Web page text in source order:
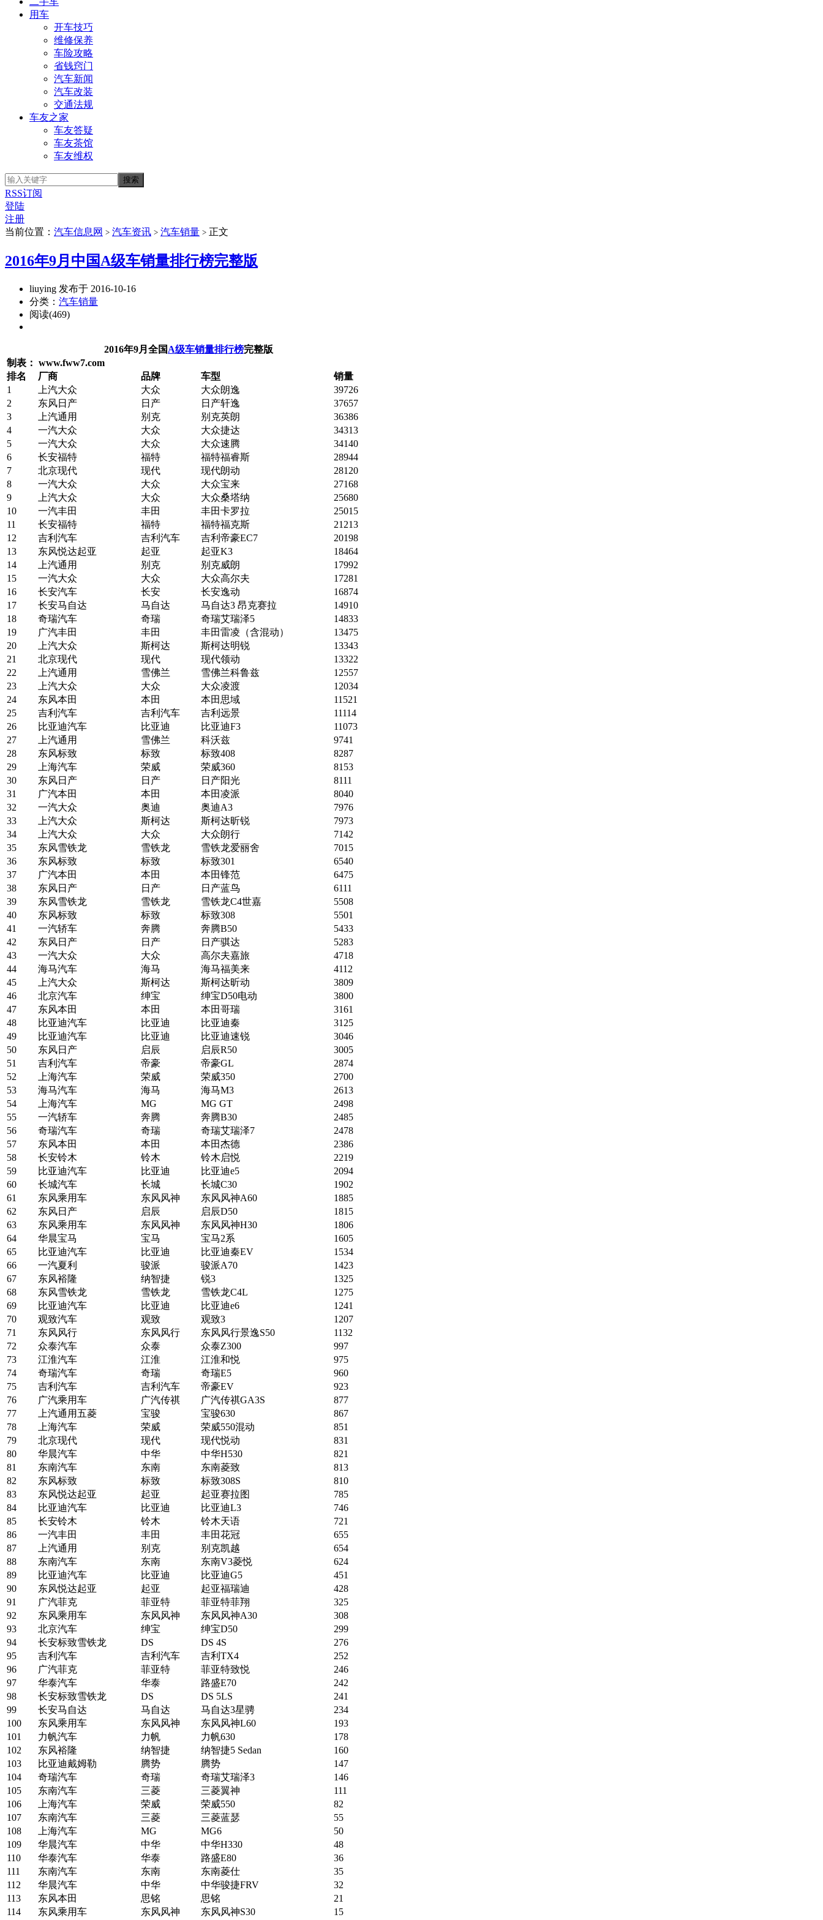
用车
开车技巧
维修保养
车险攻略
省钱窍门
汽车新闻
汽车改装
交通法规
车友之家
车友答疑
车友茶馆
车友维权
RSS订阅
登陆
注册
当前位置： 汽车信息网 > 汽车资讯 > 汽车销量 > 正文
2016年9月中国A级车销量排行榜完整版
liuying 发布于 2016-10-16
分类： 汽车销量
阅读(469)
2016年9月全国A级车销量排行榜完整版
制表： www.fww7.com
排名
厂商 品牌 车型
销量
1
上汽大众 大众 大众朗逸
39726
2
东风日产 日产 日产轩逸
37657
3
上汽通用 别克 别克英朗
36386
4
一汽大众 大众 大众捷达
34313
5
一汽大众 大众 大众速腾
34140
6
长安福特 福特 福特福睿斯
28944
7
北京现代 现代 现代朗动
28120
8
一汽大众 大众 大众宝来
27168
9
上汽大众 大众 大众桑塔纳
25680
10
一汽丰田 丰田 丰田卡罗拉
25015
11
长安福特 福特 福特福克斯
21213
12
吉利汽车 吉利汽车 吉利帝豪EC7
20198
13
东风悦达起亚 起亚 起亚K3
18464
14
上汽通用 别克 别克威朗
17992
15
一汽大众 大众 大众高尔夫
17281
16
长安汽车 长安 长安逸动
16874
17
长安马自达 马自达 马自达3 昂克赛拉
14910
18
奇瑞汽车 奇瑞 奇瑞艾瑞泽5
14833
19
广汽丰田 丰田 丰田雷凌（含混动）
13475
20
上汽大众 斯柯达 斯柯达明锐
13343
21
北京现代 现代 现代领动
13322
22
上汽通用 雪佛兰 雪佛兰科鲁兹
12557
23
上汽大众 大众 大众凌渡
12034
24
东风本田 本田 本田思域
11521
25
吉利汽车 吉利汽车 吉利远景
11114
26
比亚迪汽车 比亚迪 比亚迪F3
11073
27
上汽通用 雪佛兰 科沃兹
9741
28
东风标致 标致 标致408
8287
29
上海汽车 荣威 荣威360
8153
30
东风日产 日产 日产阳光
8111
31
广汽本田 本田 本田凌派
8040
32
一汽大众 奥迪 奥迪A3
7976
33
上汽大众 斯柯达 斯柯达昕锐
7973
34
上汽大众 大众 大众朗行
7142
35
东风雪铁龙 雪铁龙 雪铁龙爱丽舍
7015
36
东风标致 标致 标致301
6540
37
广汽本田 本田 本田锋范
6475
38
东风日产 日产 日产蓝鸟
6111
39
东风雪铁龙 雪铁龙 雪铁龙C4世嘉
5508
40
东风标致 标致 标致308
5501
41
一汽轿车 奔腾 奔腾B50
5433
42
东风日产 日产 日产骐达
5283
43
一汽大众 大众 高尔夫嘉旅
4718
44
海马汽车 海马 海马福美来
4112
45
上汽大众 斯柯达 斯柯达昕动
3809
46
北京汽车 绅宝 绅宝D50电动
3800
47
东风本田 本田 本田哥瑞
3161
48
比亚迪汽车 比亚迪 比亚迪秦
3125
49
比亚迪汽车 比亚迪 比亚迪速锐
3046
50
东风日产 启辰 启辰R50
3005
51
吉利汽车 帝豪 帝豪GL
2874
52
上海汽车 荣威 荣威350
2700
53
海马汽车 海马 海马M3
2613
54
上海汽车 MG MG GT
2498
55
一汽轿车 奔腾 奔腾B30
2485
56
奇瑞汽车 奇瑞 奇瑞艾瑞泽7
2478
57
东风本田 本田 本田杰德
2386
58
长安铃木 铃木 铃木启悦
2219
59
比亚迪汽车 比亚迪 比亚迪e5
2094
60
长城汽车 长城 长城C30
1902
61
东风乘用车 东风风神 东风风神A60
1885
62
东风日产 启辰 启辰D50
1815
63
东风乘用车 东风风神 东风风神H30
1806
64
华晨宝马 宝马 宝马2系
1605
65
比亚迪汽车 比亚迪 比亚迪秦EV
1534
66
一汽夏利 骏派 骏派A70
1423
67
东风裕隆 纳智捷 锐3
1325
68
东风雪铁龙 雪铁龙 雪铁龙C4L
1275
69
比亚迪汽车 比亚迪 比亚迪e6
1241
70
观致汽车 观致 观致3
1207
71
东风风行 东风风行 东风风行景逸S50
1132
72
众泰汽车 众泰 众泰Z300
997
73
江淮汽车 江淮 江淮和悦
975
74
奇瑞汽车 奇瑞 奇瑞E5
960
75
吉利汽车 吉利汽车 帝豪EV
923
76
广汽乘用车 广汽传祺 广汽传祺GA3S
877
77
上汽通用五菱 宝骏 宝骏630
867
78
上海汽车 荣威 荣威550混动
851
79
北京现代 现代 现代悦动
831
80
华晨汽车 中华 中华H530
821
81
东南汽车 东南 东南菱致
813
82
东风标致 标致 标致308S
810
83
东风悦达起亚 起亚 起亚赛拉图
785
84
比亚迪汽车 比亚迪 比亚迪L3
746
85
长安铃木 铃木 铃木天语
721
86
一汽丰田 丰田 丰田花冠
655
87
上汽通用 别克 别克凯越
654
88
东南汽车 东南 东南V3菱悦
624
89
比亚迪汽车 比亚迪 比亚迪G5
451
90
东风悦达起亚 起亚 起亚福瑞迪
428
91
广汽菲克 菲亚特 菲亚特菲翔
325
92
东风乘用车 东风风神 东风风神A30
308
93
北京汽车 绅宝 绅宝D50
299
94
长安标致雪铁龙 DS DS 4S
276
95
吉利汽车 吉利汽车 吉利TX4
252
96
广汽菲克 菲亚特 菲亚特致悦
246
97
华泰汽车 华泰 路盛E70
242
98
长安标致雪铁龙 DS DS 5LS
241
99
长安马自达 马自达 马自达3星骋
234
100
东风乘用车 东风风神 东风风神L60
193
101
力帆汽车 力帆 力帆630
178
102
东风裕隆 纳智捷 纳智捷5 Sedan
160
103
比亚迪戴姆勒 腾势 腾势
147
104
奇瑞汽车 奇瑞 奇瑞艾瑞泽3
146
105
东南汽车 三菱 三菱翼神
111
106
上海汽车 荣威 荣威550
82
107
东南汽车 三菱 三菱蓝瑟
55
108
上海汽车 MG MG6
50
109
华晨汽车 中华 中华H330
48
110
华泰汽车 华泰 路盛E80
36
111
东南汽车 东南 东南菱仕
35
112
华晨汽车 中华 中华骏捷FRV
32
113
东风本田 思铭 思铭
21
114
东风乘用车 东风风神 东风风神S30
15